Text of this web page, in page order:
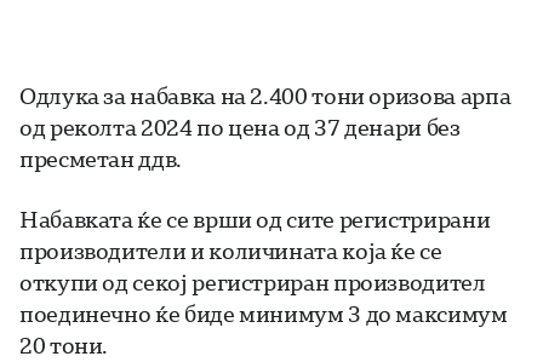
Одлука за набавка на 2.400 тони оризова арпа
од реколта 2024 по цена од 37 денари без
пресметан ддв.
Набавката ќе се врши од сите регистрирани
производители и количината која ќе се
откупи од секој регистриран производител
поединечно ќе биде минимум 3 до максимум
20 тони.